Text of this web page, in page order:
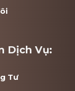
Dịch Vụ:
Tư